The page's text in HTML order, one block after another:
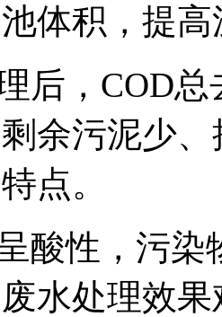
体积，提
后，COD
余污泥少
点。
酸性，污染
水处理效